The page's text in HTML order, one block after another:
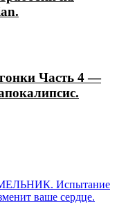
Часть 4 —
Испытание
ваше сердце.